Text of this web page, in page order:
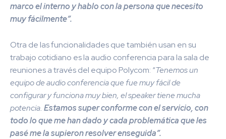
marco el interno y hablo con la persona que necesito
muy fácilmente”.
Otra de las funcionalidades que también usan en su
trabajo cotidiano es la audio conferencia para la sala de
reuniones a través del equipo Polycom: “Tenemos un
equipo de audio conferencia que fue muy fácil de
configurar y funciona muy bien, el speaker tiene mucha
potencia. Estamos super conforme con el servicio, con
todo lo que me han dado y cada problemática que les
pasé me la supieron resolver enseguida”.